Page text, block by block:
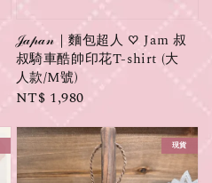
𝒥𝒶𝓅𝒶𝓃｜麵包超人 ♡ Jam 叔
叔騎車酷帥印花T-shirt (大
人款/M號)
Regular
NT$ 1,980
現貨